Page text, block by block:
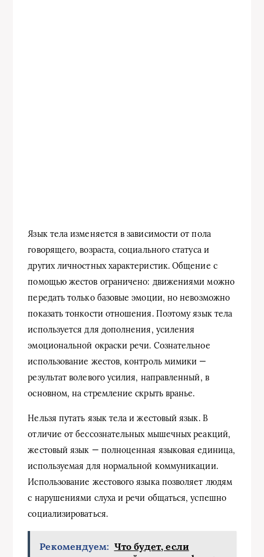
Язык тела изменяется в зависимости от пола
говорящего, возраста, социального статуса и
других личностных характеристик. Общение с
помощью жестов ограничено: движениями можно
передать только базовые эмоции, но невозможно
показать тонкости отношения. Поэтому язык тела
используется для дополнения, усиления
эмоциональной окраски речи. Сознательное
использование жестов, контроль мимики —
результат волевого усилия, направленный, в
основном, на стремление скрыть вранье.
Нельзя путать язык тела и жестовый язык. В
отличие от бессознательных мышечных реакций,
жестовый язык — полноценная языковая единица,
используемая для нормальной коммуникации.
Использование жестового языка позволяет людям
с нарушениями слуха и речи общаться, успешно
социализироваться.
Рекомендуем: Что будет, если